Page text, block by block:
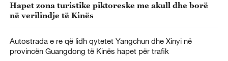
Hapet zona turistike piktoreske me akull dhe borë
në verilindje të Kinës
Autostrada e re që lidh qytetet Yangchun dhe Xinyi në
provincën Guangdong të Kinës hapet për trafik